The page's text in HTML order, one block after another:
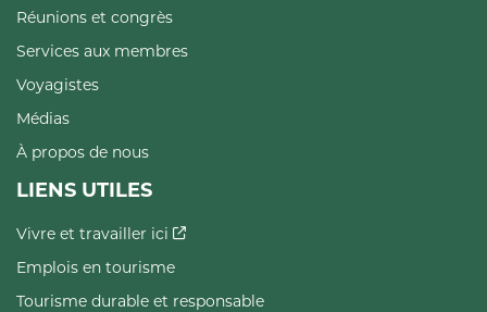
Réunions et congrès
Services aux membres
Voyagistes
Médias
À propos de nous
LIENS UTILES
Vivre et travailler ici
Emplois en tourisme
Tourisme durable et responsable